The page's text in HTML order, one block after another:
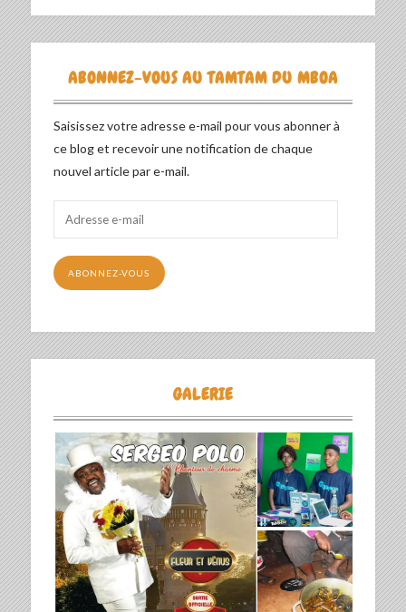
ABONNEZ-VOUS AU TAMTAM DU MBOA
Saisissez votre adresse e-mail pour vous abonner à
ce blog et recevoir une notification de chaque
nouvel article par e-mail.
mail
ABONNEZ-VOUS
GALERIE